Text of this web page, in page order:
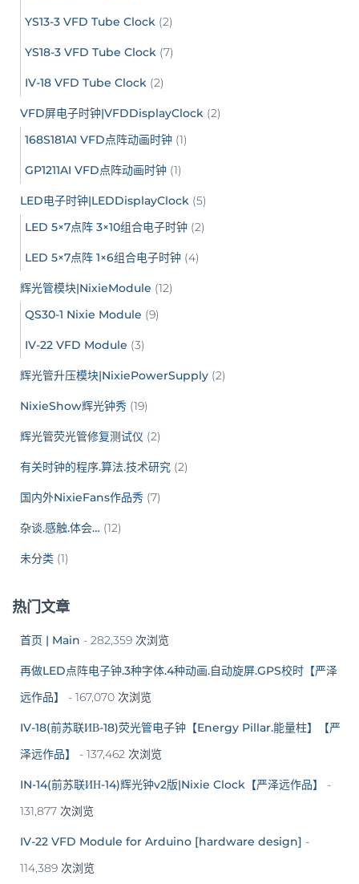
YS13-3 VFD Tube Clock (2)
YS18-3 VFD Tube Clock (7)
IV-18 VFD Tube Clock (2)
VFD屏电子时钟|VFDDisplayClock (2)
168S181A1 VFD点阵动画时钟 (1)
GP1211AI VFD点阵动画时钟 (1)
LED电子时钟|LEDDisplayClock (5)
LED 5×7点阵 3×10组合电子时钟 (2)
LED 5×7点阵 1×6组合电子时钟 (4)
辉光管模块|NixieModule (12)
QS30-1 Nixie Module (9)
IV-22 VFD Module (3)
辉光管升压模块|NixiePowerSupply (2)
NixieShow辉光钟秀 (19)
辉光管荧光管修复测试仪 (2)
有关时钟的程序.算法.技术研究 (2)
国内外NixieFans作品秀 (7)
杂谈.感触.体会… (12)
未分类 (1)
热门文章
首页 | Main - 282,359 次浏览
再做LED点阵电子钟.3种字体.4种动画.自动旋屏.GPS校时【严泽
远作品】
- 167,070 次浏览
IV-18(前苏联ИВ-18)荧光管电子钟【Energy Pillar.能量柱】【严
泽远作品】
- 137,462 次浏览
IN-14(前苏联ИН-14)辉光钟v2版|Nixie Clock【严泽远作品】
-
131,877 次浏览
IV-22 VFD Module for Arduino [hardware design] -
114,389 次浏览